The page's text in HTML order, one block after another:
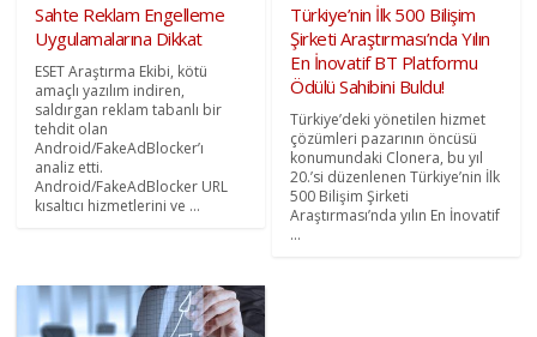
Sahte Reklam Engelleme
Uygulamalarına Dikkat
ESET Araştırma Ekibi, kötü
amaçlı yazılım indiren,
saldırgan reklam tabanlı bir
tehdit olan
Android/FakeAdBlocker’ı
analiz etti.
Android/FakeAdBlocker URL
kısaltıcı hizmetlerini ve ...
Türkiye’nin İlk 500 Bilişim
Şirketi Araştırması’nda Yılın
En İnovatif BT Platformu
Ödülü Sahibini Buldu!
Türkiye’deki yönetilen hizmet
çözümleri pazarının öncüsü
konumundaki Clonera, bu yıl
20.’si düzenlenen Türkiye’nin İlk
500 Bilişim Şirketi
Araştırması’nda yılın En İnovatif
...